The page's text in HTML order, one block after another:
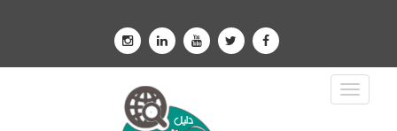
Toggle
Navigation